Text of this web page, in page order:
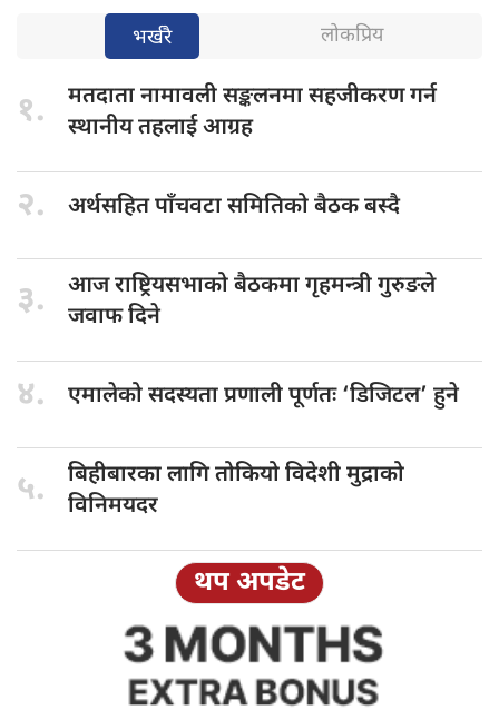
भर्खरै लोकप्रिय
१. मतदाता नामावलीसङ्कलनमा सहजीकरण गर्न
स्थानीय तहलाई आग्रह
२. अर्थसहित पाँचवटासमितिको बैठक बस्दै
३. आज राष्ट्रियसभाकोबैठकमा गृहमन्त्री गुरुङले
जवाफ दिने
४. एमालेको सदस्यताप्रणाली पूर्णतः ‘डिजिटल’ हुने
५. बिहीबारका लागितोकियो विदेशी मुद्राको
विनिमयदर
थप अपडेट